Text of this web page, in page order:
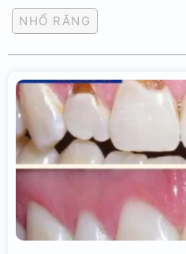
NHỔ RĂNG